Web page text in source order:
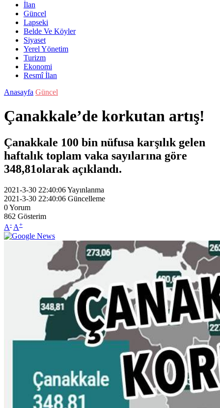
İlan
Güncel
Lapseki
Belde Ve Köyler
Siyaset
Yerel Yönetim
Turizm
Ekonomi
Resmî İlan
Anasayfa Güncel
Çanakkale’de korkutan artış!
Çanakkale 100 bin nüfusa karşılık gelen
haftalık toplam vaka sayılarına göre
348,81olarak açıklandı.
2021-3-30 22:40:06Yayınlanma
2021-3-30 22:40:06 Güncelleme
0Yorum
862 Gösterim
A- A+